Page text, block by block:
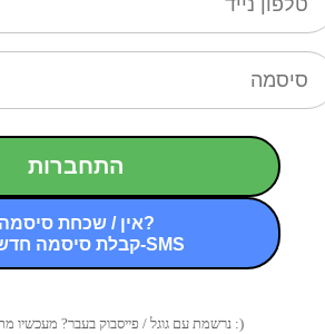
התחברות
אין / שכחת סיסמה?
קבלת סיסמה חדשה ב-SMS
נרשמת עם גוגל / פייסבוק בעבר? מעכשיו מתחברים עם טלפון :)